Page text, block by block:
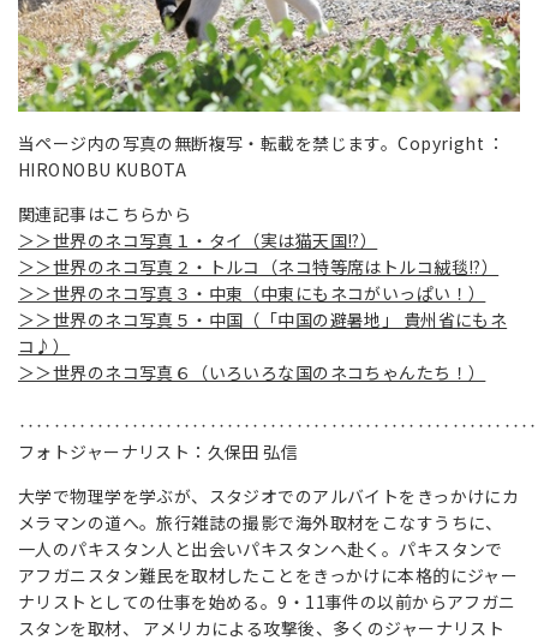
当ページ内の写真の無断複写・転載を禁じます。Copyright ：
HIRONOBU KUBOTA
関連記事はこちらから
＞＞世界のネコ写真１・タイ（実は猫天国!?）
＞＞世界のネコ写真２・トルコ（ネコ特等席はトルコ絨毯!?）
＞＞世界のネコ写真３・中東（中東にもネコがいっぱい！）
＞＞世界のネコ写真５・中国（「中国の避暑地」 貴州省にもネ
コ♪）
＞＞世界のネコ写真６（いろいろな国のネコちゃんたち！）
フォトジャーナリスト：久保田 弘信
大学で物理学を学ぶが、スタジオでのアルバイトをきっかけにカ
メラマンの道へ。旅行雑誌の撮影で海外取材をこなすうちに、
一人のパキスタン人と出会いパキスタンへ赴く。パキスタンで
アフガニスタン難民を取材したことをきっかけに本格的にジャー
ナリストとしての仕事を始める。9・11事件の以前からアフガニ
スタンを取材、 アメリカによる攻撃後、多くのジャーナリスト